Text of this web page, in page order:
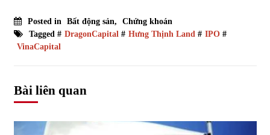
Posted in Bất động sản,
Chứng khoán
Tagged # DragonCapital # Hưng Thịnh Land # IPO#
VinaCapital
Bài liên quan